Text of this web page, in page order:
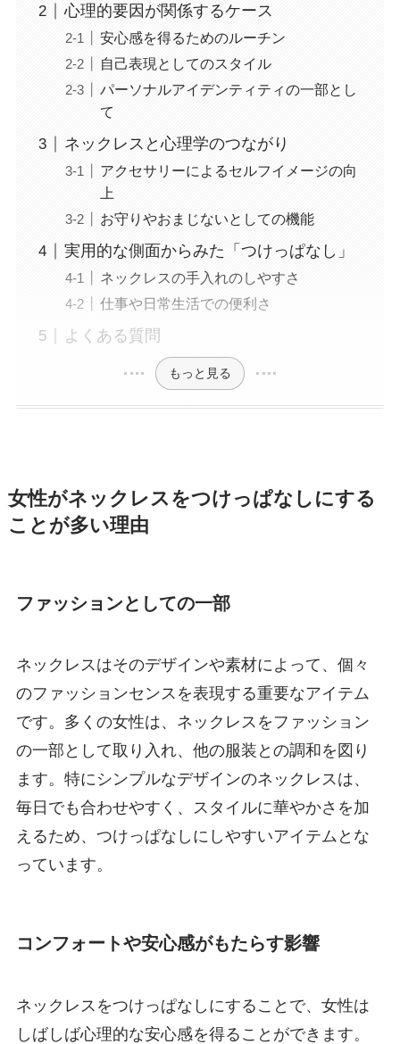
心理的要因が関係するケース
安心感を得るためのルーチン
自己表現としてのスタイル
パーソナルアイデンティティの一部とし
て
ネックレスと心理学のつながり
アクセサリーによるセルフイメージの向
上
お守りやおまじないとしての機能
実用的な側面からみた「つけっぱなし」
ネックレスの手入れのしやすさ
仕事や日常生活での便利さ
よくある質問
もっと見る
女性がネックレスをつけっぱなしにする
ことが多い理由
ファッションとしての一部
ネックレスはそのデザインや素材によって、個々
のファッションセンスを表現する重要なアイテム
です。多くの女性は、ネックレスをファッション
の一部として取り入れ、他の服装との調和を図り
ます。特にシンプルなデザインのネックレスは、
毎日でも合わせやすく、スタイルに華やかさを加
えるため、つけっぱなしにしやすいアイテムとな
っています。
コンフォートや安心感がもたらす影響
ネックレスをつけっぱなしにすることで、女性は
しばしば心理的な安心感を得ることができます。